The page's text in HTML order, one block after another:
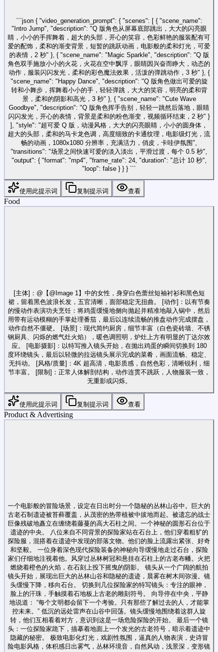
```json { "video_generation_prompt": { "scenes": [ { "scene_name":
"Intro Jump", "description": "Q 版角色从屏幕底部跳出，大大的闪亮眼
睛，小小的手挥舞着，超大的头部，开心的笑容，色彩鲜艳的服装配有可
爱的配饰，柔和的渐变背景，短暂的跳跃动画，电影般的柔和灯光，可爱
的表情，2 秒" }, { "scene_name": "Magic Sparkle", "description": "Q 版
角色双手施放小小的火花，火花在空中飘浮，眼睛因兴奋而睁大，动态的
动作，服装闪闪发光，柔和的彩色魔法效果，活泼的弹跳动作，3 秒" }, {
"scene_name": "Happy Dance", "description": "Q 版角色做出可爱的旋
转和小舞步，挥舞着小小的手，轻轻弹跳，大大的笑容，明亮的柔和背
景，柔和的阴影和高光，3 秒" }, { "scene_name": "Cute Wave
Goodbye", "description": "Q 版角色挥手告别，轻轻一跳然后落地，眼睛
闪闪发光，开心的表情，背景是柔和的粉色渐变，视频循环结束，2 秒" }
], "style": "超可爱 Q 版，动漫风格，大大的闪亮眼睛，小小的圆身体，
超大的头部，柔和的马卡龙色调，高度细致的卡通纹理，电影级灯光，流
畅的动画，1080x1080 分辨率，充满活力，俏皮，卡哇伊氛围",
"transitions": "场景之间快速可爱的淡入淡出，平滑过渡，每个 0.5 秒",
"output": { "format": "mp4", "frame_rate": 24, "duration": "总计 10 秒",
"loop": false } } } ```
使用此提示词 复制提示词 查看
Food
[主体]：@【@Image 1】中的女性，身穿白色蕾丝短袖衬衫和黑色短
裙，留着黑色波浪长发，五官清晰，面部稳定无扭曲。 [动作]：以有节奏
的慢动作表演功夫烹饪：将鸡蛋缓慢地侧向抛起并精准地敲入锅中，然后
用带有运动模糊的手掌处理番茄，最后以连续流畅的推盘动作完成摆盘，
动作自然不僵硬。 [场景]：现代简约厨房，细节丰富（白色瓷砖墙、不锈
钢厨具、闪烁的燃气灶火焰），暖色调照明，炉灶上方有明显的丁达尔效
应。 [电影摄影]：以特写推入镜头开始，在抛出鸡蛋的瞬间切换到 180
度环绕镜头，最后以轻微的拉远镜头展示完成的菜肴，画面流畅、稳定、
无抖动。 [风格/质量]：4K 超高清，电影质感，自然色彩，清晰锐利，细
节丰富。 [限制]：正常人体解剖结构，动作连贯不跳跃，人物服装一致，
无重影或闪烁。
使用此提示词 复制提示词 查看
Product & Advertising
一个电影般的冒险场景，设定在日出时分一个隐秘的丛林山谷中。巨大的
古老石制遗迹被苔藓覆盖，从茂密的热带植被中拔地而起。被遗忘的战士
巨像残破地矗立在缠绕着藤蔓的高大石柱之间。一个神秘的圆形石台位于
遗迹的中央。 八位来自不同背景的探险家站在石台上，他们穿着粗犷的
探险服，混搭着在遗迹中发现的部落文物。他们的脸上流露出紧张、好奇
和坚毅。 一位身着深色现代探险装备的神秘向导缓慢地走过石台，探险
家们仔细地注视着他。风穿过丛林树冠和悬挂在石柱上的古老布幡。火把
燃烧着橙色的火焰，在石刻上投下摇曳的阴影。 镜头从一个广阔的航拍
镜头开始，展现出巨大的丛林山谷和隐秘的遗迹，晨雾在树木间弥漫。镜
头缓慢下降，移向石台。 切换到几位探险家的特写镜头：专注的眼神，
脸上的汗珠，手触摸着石地板上古老的雕刻符号。 向导停在中央，平静
地说道： “每个文明都会留下一个考验。只有那些了解过去的人，才能掌
控未来。” 低沉的远处雷声在山谷中回荡。镜头缓慢地围绕着这群人旋
转，他们互相看着对方，意识到这是一场危险探险的开始。 最后一个镜
头：一位探险家跪下，描摹着地面上一个发光的古老符号，暗示着遗迹中
隐藏的秘密。 极致电影化灯光，戏剧性氛围，逼真的人物表演，史诗冒
险电影风格，体积感日出雾气，丛林环境音，自然风动，浅景深，变形镜